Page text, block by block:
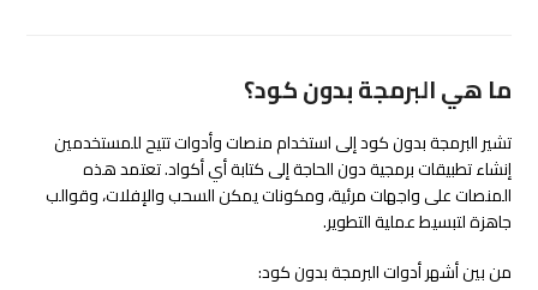
ما هي البرمجة بدون كود؟
تشير البرمجة بدون كود إلى استخدام منصات وأدوات تتيح للمستخدمين
إنشاء تطبيقات برمجية دون الحاجة إلى كتابة أي أكواد. تعتمد هذه
المنصات على واجهات مرئية، ومكونات يمكن السحب والإفلات، وقوالب
جاهزة لتبسيط عملية التطوير.
من بين أشهر أدوات البرمجة بدون كود: